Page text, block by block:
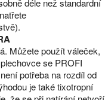
déle než standardní
Můžete použít váleček,
se PROFI
potřeba na rozdíl od
je také tixotropní